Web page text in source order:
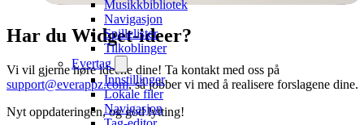
Musikkbibliotek
Navigasjon
Spillelister
Tilkoblinger
Evertag
Innstillinger
Lokale filer
Navigasjon
Har du Widget-ideer?
Vi vil gjerne høre ideene dine! Ta kontakt med oss på
support@everappz.com, så jobber vi med å realisere forslagene dine.
Nyt oppdateringen, og god lytting!